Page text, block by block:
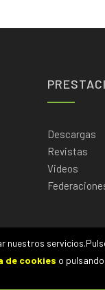
de cookies o
Descargas
Revistas
Videos